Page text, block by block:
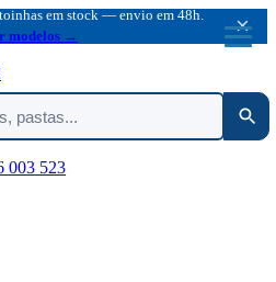
em stock — envio em 48h.
modelos →
×
003 523